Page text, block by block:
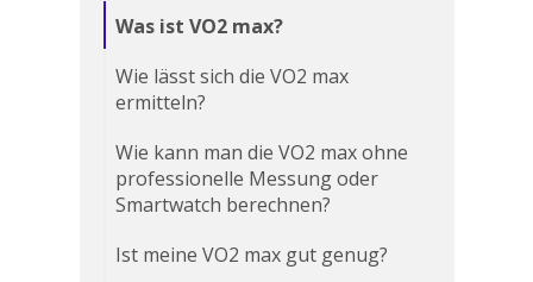
Was ist VO2 max?
Wie lässt sich die VO2 max
ermitteln?
Wie kann man die VO2 max ohne
professionelle Messung oder
Smartwatch berechnen?
Ist meine VO2 max gut genug?